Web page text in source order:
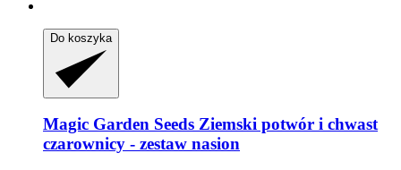
Do koszyka
Magic Garden Seeds Ziemski potwór i chwast
czarownicy -​ zestaw nasion